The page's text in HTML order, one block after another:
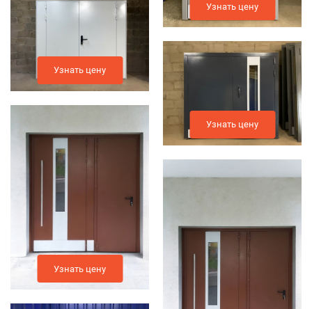
Узнать цену
Узнать цену
Узнать цену
Узнать цену